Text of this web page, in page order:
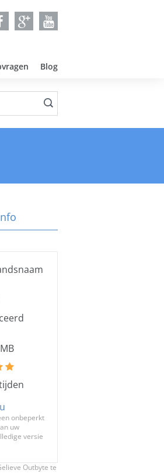
Blog
onbeperkt
uw
versie
Outbyte te